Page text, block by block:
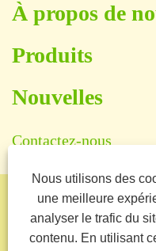
À propos de
Produits
Nouvelles
Contactez-nous
Copyright ©
Manufacturing
Links
Nous utilisons des
une meilleure
analyser le trafic du
contenu. En utilisant